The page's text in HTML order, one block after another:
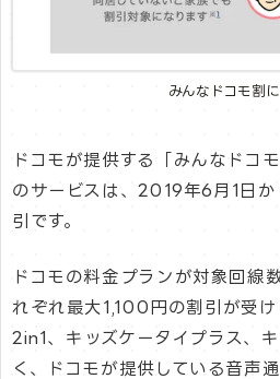
みんなドコモ割
ドコモが提供する「みんなドコ
のサービスは、2019年6月1日か
引です。
ドコモの料金プランが対象回線
れぞれ最大1,100円の割引が受け
2in1、キッズケータイプラス、
く、ドコモが提供している音声